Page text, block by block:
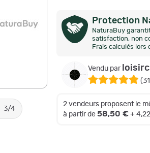
3/4
Protection
NaturaBuy
satisfaction, non
Frais calculés lors
Vendu par
(
2 vendeurs proposent le
à partir de 58,50 € +